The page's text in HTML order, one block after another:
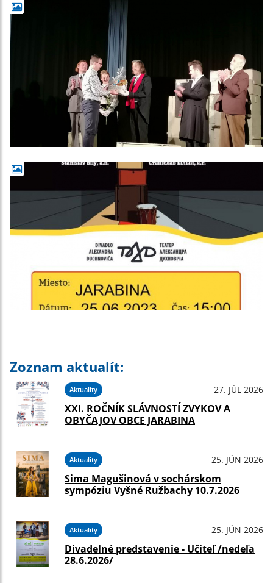
Zoznam aktualít:
Aktuality 27. JÚL 2026
XXI. ROČNÍK SLÁVNOSTÍ ZVYKOV A
OBYČAJOV OBCE JARABINA
Aktuality 25. JÚN 2026
Sima Magušinová v sochárskom
sympóziu Vyšné Ružbachy 10.7.2026
Aktuality 25. JÚN 2026
Divadelné predstavenie - Učiteľ /nedeľa
28.6.2026/